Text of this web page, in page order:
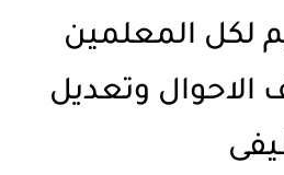
لكل المعلمين
وتعديل